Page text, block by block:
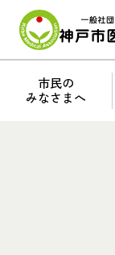
市民の
みなさまへ